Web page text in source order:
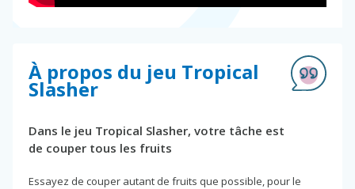
À propos du jeu Tropical
Slasher
Dans le jeu Tropical Slasher, votre tâche est
de couper tous les fruits
Essayez de couper autant de fruits que possible, pour le